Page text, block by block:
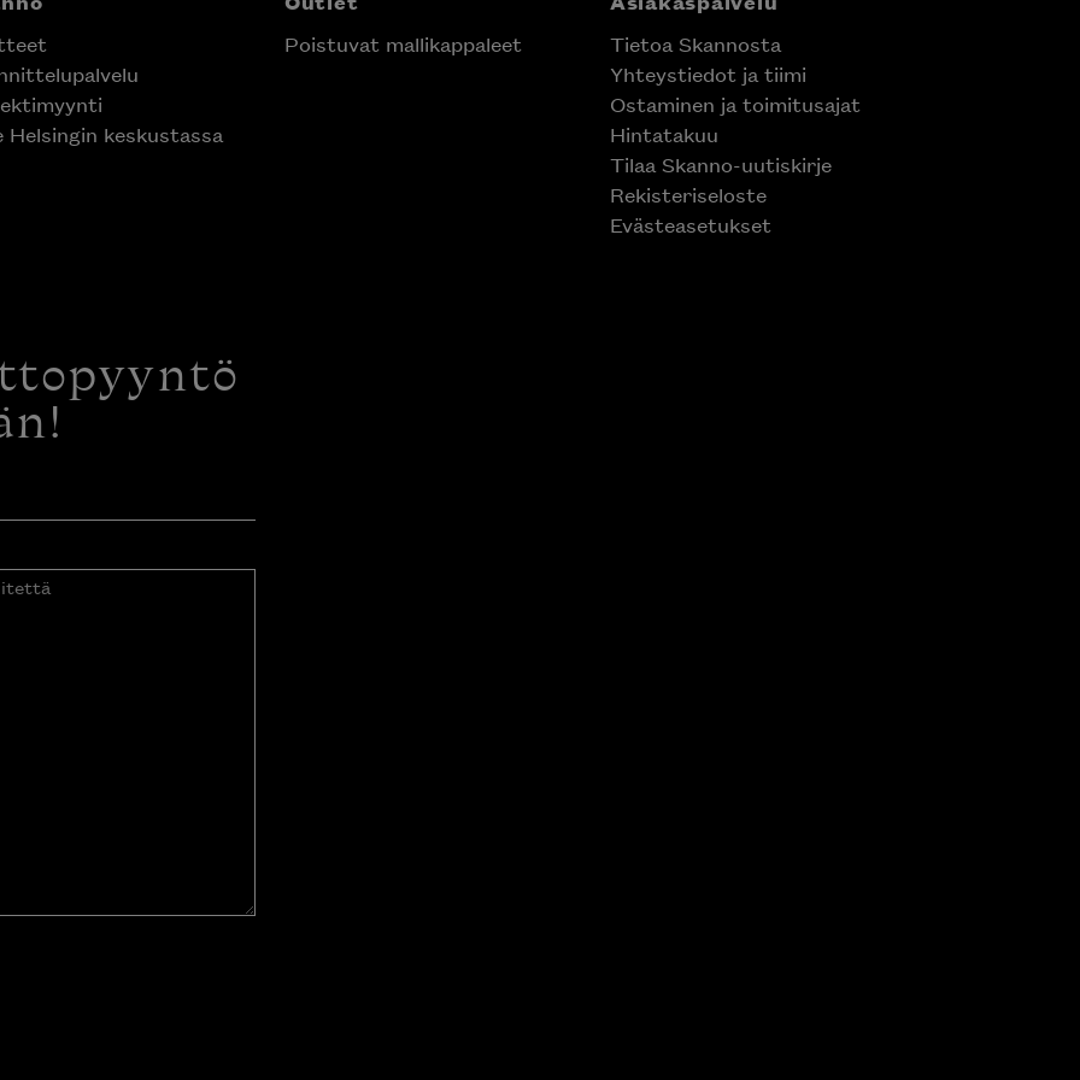
Helsingin keskustassa
Poistuvat mallikappaleet
Tietoa Skannosta
Yhteystiedot ja tiimi
Ostaminen ja toimitusajat
Hintatakuu
Tilaa Skanno-uutiskirje
Rekisteriseloste
Evästeasetukset